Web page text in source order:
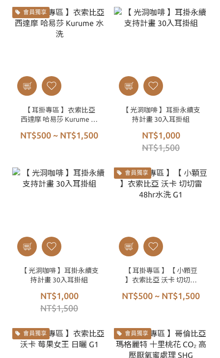
會員獨享
【 耳掛專區 】衣索比亞
西達摩 哈易莎 Kurume 水
NT$500 ~ NT$1,500
【 光洞咖啡 】耳掛永續支
持計畫 30入耳掛組
NT$1,000
NT$1,500
【 光洞咖啡 】耳掛永續支
持計畫 30入耳掛組
NT$1,000
NT$1,500
會員獨享
【 耳掛專區 】【 小顆豆
】衣索比亞 沃卡 切切雷
NT$500 ~ NT$1,500
會員獨享 會員獨享